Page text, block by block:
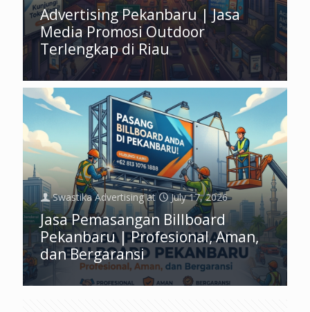
Advertising Pekanbaru | Jasa
Media Promosi Outdoor
Terlengkap di Riau
Swastika Advertising at July 17, 2026
Jasa Pemasangan Billboard
Pekanbaru | Profesional, Aman,
dan Bergaransi